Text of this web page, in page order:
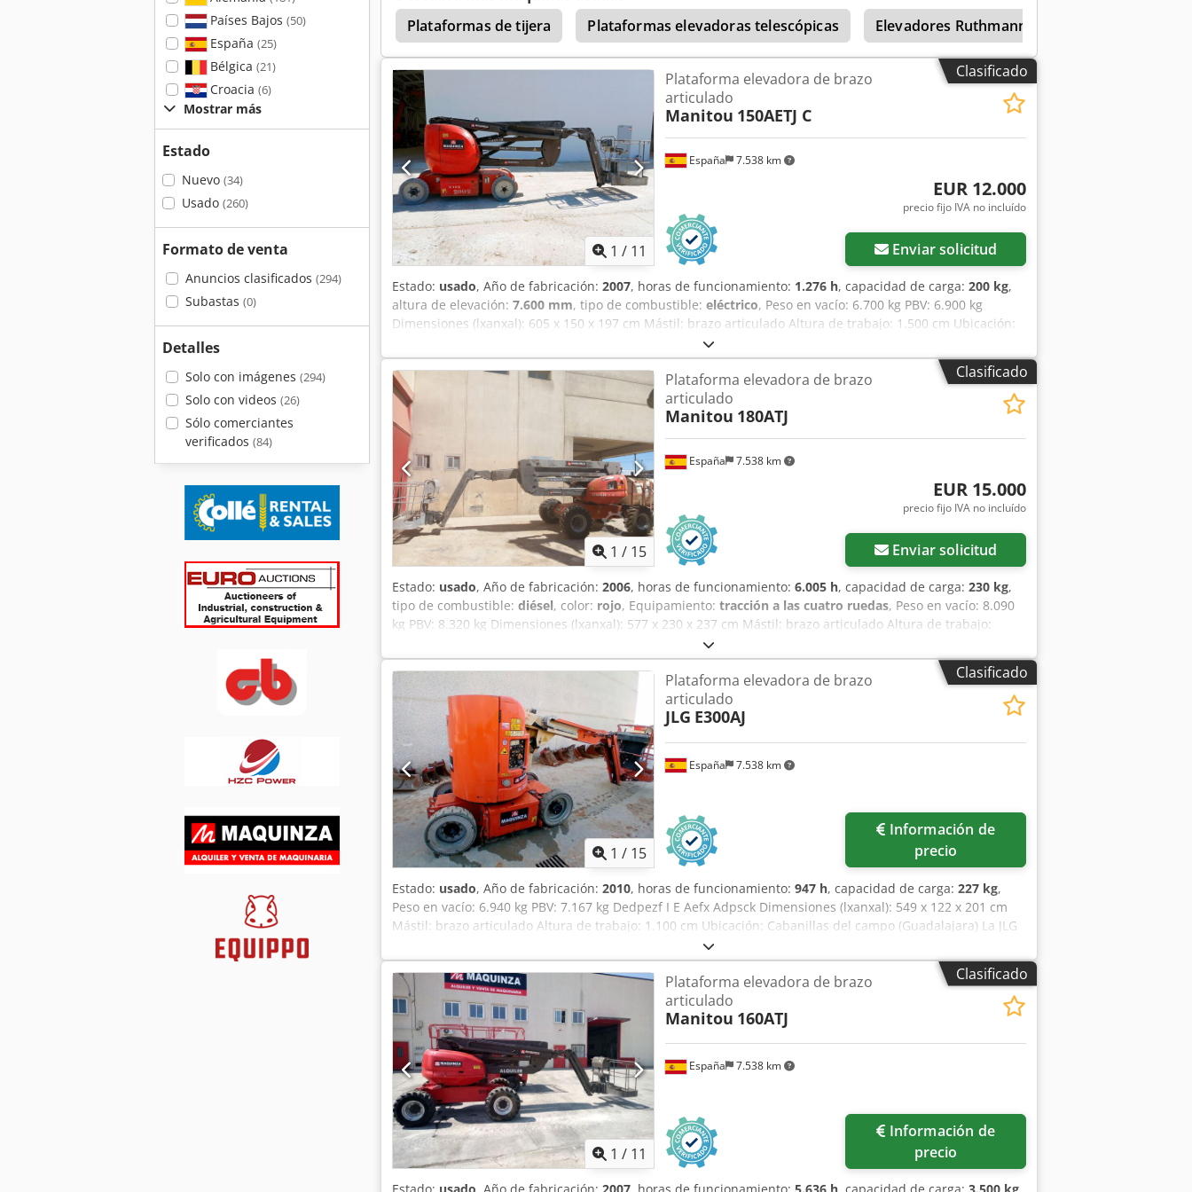
Países Bajos (50)
España (25)
Bélgica (21)
Croacia (6)
Mostrar más
Estado
Nuevo (34)
Usado (260)
Formato de venta
Anuncios clasificados (294)
Subastas (0)
Detalles
Solo con imágenes (294)
Solo con videos (26)
Sólo comerciantes
verificados (84)
Plataformas de tijera
Plataformas elevadoras telescópicas Elevadores Ruthmann
Haulotte Htb 180 Haulotte Star 10
Clasificado
1 / 11
España 7.538 km
Plataforma elevadora de brazo
articulado
Manitou 150AETJ C
EUR 12.000
precio fijo IVA no incluído
Enviar solicitud
Estado: usado, Año de fabricación: 2007, horas de funcionamiento: 1.276 h, capacidad de carga: 200 kg,
altura de elevación: 7.600 mm, tipo de combustible: eléctrico, Peso en vacío: 6.700 kg PBV: 6.900 kg
Dimensiones (lxanxal): 605 x 150 x 197 cm Mástil: brazo articulado Altura de trabajo: 1.500 cm Ubicación:
San Sebastián (Guipúzcoa) La plataforma elevadora MANITOU 150AETJ C es ideal para trabajos en altura
con precisión y seguridad. Compacta, eléctrica y silenciosa, se adapta tanto a interiores como exteriores.
Se encuentra operativa y funcional, lista para seguir ofreciendo buen rendimiento. Gran ocasión en
subasta para entornos industriales o de mantenimiento. Alcance horizontal: 7,60 m Pendiente
franqueable: 25% Rotación torre: 355º CE Dodpfszb I T Hox Adpeck Alarma de traslación
Clasificado
1 / 15
España 7.538 km
Plataforma elevadora de brazo
articulado
Manitou 180ATJ
EUR 15.000
precio fijo IVA no incluído
Enviar solicitud
Estado: usado, Año de fabricación: 2006, horas de funcionamiento: 6.005 h, capacidad de carga: 230 kg,
tipo de combustible: diésel, color: rojo, Equipamiento: tracción a las cuatro ruedas, Peso en vacío: 8.090
kg PBV: 8.320 kg Dimensiones (lxanxal): 577 x 230 x 237 cm Mástil: brazo articulado Altura de trabajo:
1.765 cm Ubicación: Madrid (Madrid) Esta plataforma elevadora articulada con una altura de trabajo de
hasta 17,65 metros y una capacidad de carga de 230 kg. ofrece unas prestaciones idóneas para los
trabajos de mantenimiento. Su facilidad de uso y gran capacidad del depósito permiten sacar la máxima
productividad a la jornada laboral. Modelo de motor: 903.27 Dcsdpszrx Eyefx Adpsk Rotación de torreta:
350º Pendiente franqueable: 40% Alcance: 10,6 m CE
Clasificado
1 / 15
España 7.538 km
Plataforma elevadora de brazo
articulado
JLG E300AJ
precio
Estado: usado, Año de fabricación: 2010, horas de funcionamiento: 947 h, capacidad de carga: 227 kg,
Peso en vacío: 6.940 kg PBV: 7.167 kg Dedpezf I E Aefx Adpsck Dimensiones (lxanxal): 549 x 122 x 201 cm
Mástil: brazo articulado Altura de trabajo: 1.100 cm Ubicación: Cabanillas del campo (Guadalajara) La JLG
E300AJ permite trabajos en altura con gran precisión y bajo nivel sonoro. Su funcionamiento eléctrico la
hace ideal para interiores. Con buena autonomía y estado operativo, es una solución eficiente para
mantenimiento o instalaciones industriales. precio: PRECIO A CONSULTAR Rotación de torreta: 360º (No
continua) Pendiente franqueable: 25% Alcance horizontal: 6.100 mm Combustible: Batería configuración
del eje: batería CE Ruedas antihuella
Clasificado
1 / 11
España 7.538 km
Plataforma elevadora de brazo
articulado
Manitou 160ATJ
precio
Estado: usado , Año de fabricación: 2007 , horas de funcionamiento: 5.636 h , capacidad de carga: 3.500 kg